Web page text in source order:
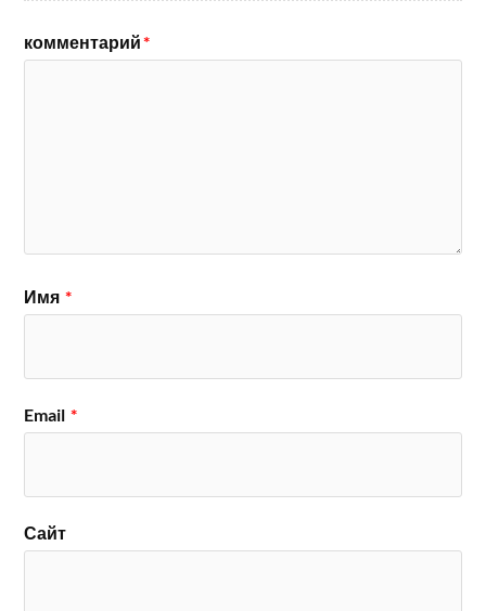
комментарий*
Имя *
Email *
Сайт